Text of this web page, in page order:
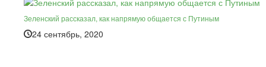
Зеленский рассказал, как напрямую общается с Путиным
24 сентябрь, 2020